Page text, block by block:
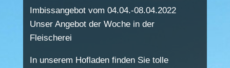
Imbissangebot vom 04.04.-08.04.2022
Unser Angebot der Woche in der
Fleischerei
In unserem Hofladen finden Sie tolle